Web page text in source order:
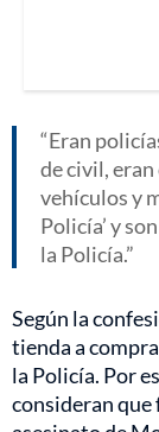
Eran
de civil,
vehículos y
Policía’ y
la Policía.
Según la
tienda a
la Policía. Por
consideran